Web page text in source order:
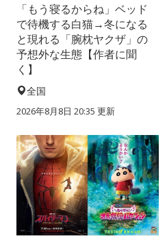
「もう寝るからね」ベッド
で待機する白猫→冬になる
と現れる「腕枕ヤクザ」の
予想外な生態【作者に聞
く】
全国
2026年8月8日 20:35 更新